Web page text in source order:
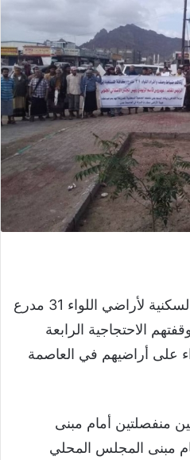
نفذ ملاك مخطط الجمعية السكنية لأراضي اللواء 31 مدرع
الاحتجاجية الرابعة
على أراضيهم في العاصمة
منفصلتين أمام مبنى
مبنى المجلس المحلي